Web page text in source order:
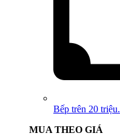
Bếp trên 20 triệu.
MUA THEO GIÁ